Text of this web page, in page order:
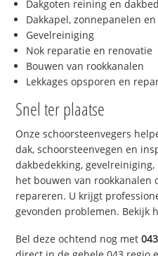
Dakgoten reining en
Dakkapel, zonnepanelen
Gevelreiniging
Nok reparatie en renovatie
Bouwen van rookkanalen
Lekkages opsporen en
Snel ter plaatse
Onze schoorsteenvegers
dak, schoorsteenvegen en
dakbedekking,
het bouwen van rookkanalen
repareren. U krijgt
gevonden problemen. Bekijk
Bel deze ochtend nog met